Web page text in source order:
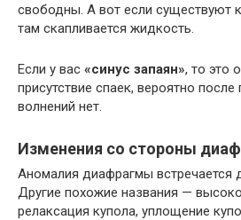
свободны. А вот если существуют
там скапливается жидкость.
Если у вас «синус запаян», то это
присутствие спаек, вероятно
волнений нет.
Изменения со стороны
Аномалия диафрагмы встречается
Другие похожие названия —
релаксация купола, уплощение